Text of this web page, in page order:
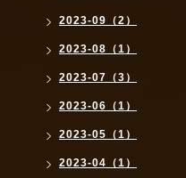
2023-09（2）
2023-08（1）
2023-07（3）
2023-06（1）
2023-05（1）
2023-04（1）